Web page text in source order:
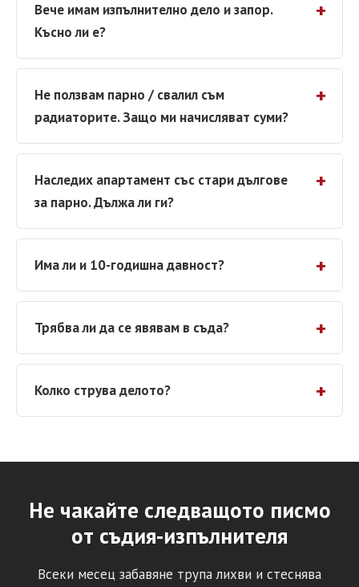
Вече имам изпълнително дело и запор.
Късно ли е?
Не ползвам парно / свалил съм
радиаторите. Защо ми начисляват суми?
Наследих апартамент със стари дългове
за парно. Дължа ли ги?
Има ли и 10-годишна давност?
Трябва ли да се явявам в съда?
Колко струва делото?
Не чакайте следващото писмо
от съдия-изпълнителя
Всеки месец забавяне трупа лихви и стеснява